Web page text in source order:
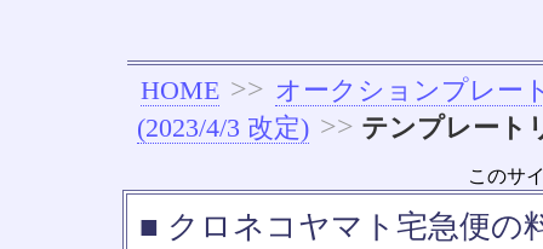
HOME >> オークションプレー
(2023/4/3 改定) >> テンプレート
このサ
■ クロネコヤマト宅急便の